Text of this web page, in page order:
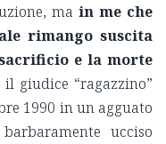
main me che
rimango suscita
e la morte
giudice “ragazzino”
1990 in un agguato
ucciso